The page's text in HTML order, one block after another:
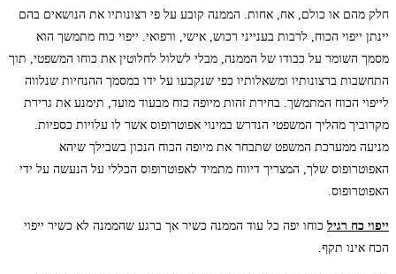
חלק מהם או כולם, אח, אחות. הממנה קובע על פי רצונותיו את הנושאים בהם
יינתן ייפוי הכוח, לרבות בענייני רכוש, אישי, ורפואי. ייפוי כוח מתמשך הוא
מסמך השומר על כבודו של הממנה, מבלי לשלול לחלוטין את כוחו המשפטי, תוך
התחשבות ברצונותיו ומשאלותיו כפי שנקבעו על ידו במסמך ההנחיות שנלווה
לייפוי הכוח המתמשך. בחירת זהות מיופה כוח מבעוד מועד, תימנע את גרירת
מקרוביך מהליך המשפטי הנדרש במינוי אפוטרופוס אשר לו עלויות כספיות.
מניעה ממערכת המשפט שתבחר את מיופה הכוח הנכון בשבילך שיהא
האפוטרופוס שלך, המצריך דיווח מתמיד לאפוטרופוס הכללי על הנעשה על ידי
האפוטרופוס.
ייפוי כח רגיל כוחו יפה כל עוד הממנה כשיר אך ברגע שהממנה לא כשיר ייפוי
הכח אינו תקף.